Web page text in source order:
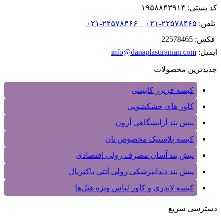
کد پستی: ۱۹۵۸۸۴۳۹۱۴
تلفن: ۲۲۵۷۸۴۶۵-۰۲۱
۲۲۵۷۸۴۶۶-۰۲۱
فکس: 22578465
ایمیل: info@danaplastiranian.com
جدیدترین محصولات
کیسه فریزر کابینتی
کاور های خشکشویی
پیش بند آرایشگاهی آرون
کیسه پلاستیک مخصوص نان
پیش بند آسان مصرف رولی اقتصادی
پیش بند دندانپزشکی رولی آنتی باکتریال
کیسه لاندری و کاور لباس ویژه هتل‌ها
دسترسی سریع